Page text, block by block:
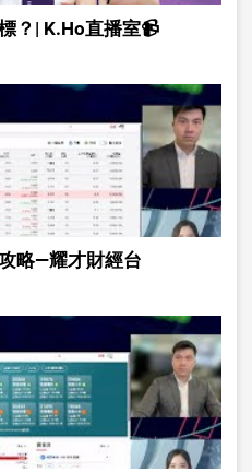
？| K.Ho直播室📹
略—耀才財經台